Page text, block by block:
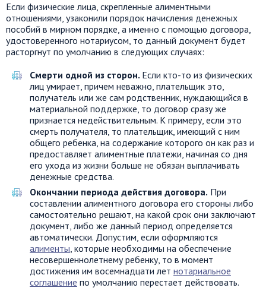
Если физические лица, скрепленные алиментными
отношениями, узаконили порядок начисления денежных
пособий в мирном порядке, а именно с помощью договора,
удостоверенного нотариусом, то данный документ будет
расторгнут по умолчанию в следующих случаях:
Смерти одной из сторон. Если кто-то из физических
лиц умирает, причем неважно, плательщик это,
получатель или же сам родственник, нуждающийся в
материальной поддержке, то договор сразу же
признается недействительным. К примеру, если это
смерть получателя, то плательщик, имеющий с ним
общего ребенка, на содержание которого он как раз и
предоставляет алиментные платежи, начиная со дня
его ухода из жизни больше не обязан выплачивать
денежные средства.
Окончании периода действия договора. При
составлении алиментного договора его стороны либо
самостоятельно решают, на какой срок они заключают
документ, либо же данный период определяется
автоматически. Допустим, если оформляются
алименты, которые необходимы на обеспечение
несовершеннолетнему ребенку, то в момент
достижения им восемнадцати лет нотариальное
соглашение по умолчанию перестает действовать.